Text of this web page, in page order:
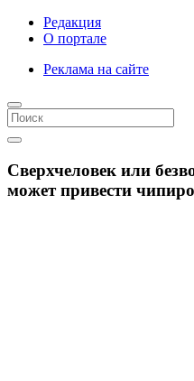
Редакция
О портале
Реклама на сайте
Сверхчеловек или
может привести